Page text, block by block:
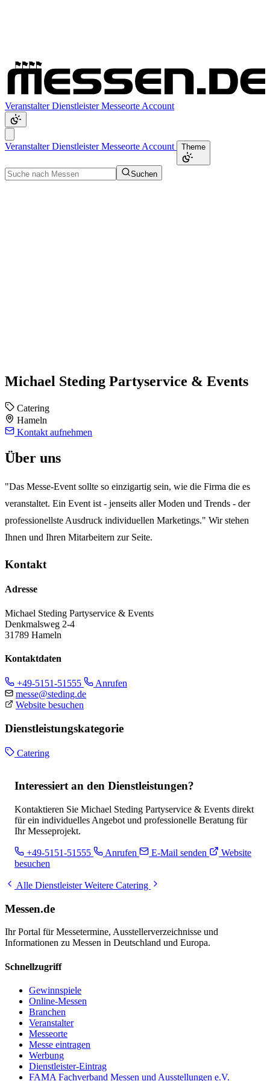
VeranstalterDienstleisterMesseorte Account
VeranstalterDienstleisterMesseorte Account Theme
Suchen
Michael Steding Partyservice & Events
Catering
Hameln
Kontakt aufnehmen
Über uns
"Das Messe-Event sollte so einzigartig sein, wie die Firma die es
veranstaltet. Ein Event ist - jenseits aller Moden und Trends - der
professionellste Ausdruck individuellen Marketings." Wir stehen
Ihnen und Ihren Mitarbeitern zur Seite.
Kontakt
Adresse
Michael Steding Partyservice & Events
Denkmalsweg 2-4
31789 Hameln
Kontaktdaten
+49-5151-51555
Anrufen
messe@steding.de
Website besuchen
Dienstleistungskategorie
Catering
Interessiert an den Dienstleistungen?
Kontaktieren Sie Michael Steding Partyservice & Events direkt
für ein individuelles Angebot und professionelle Beratung für
Ihr Messeprojekt.
+49-5151-51555 Anrufen E-Mail senden
Website
besuchen
Alle DienstleisterWeitere Catering
Messen.de
Ihr Portal für Messetermine, Ausstellerverzeichnisse und
Informationen zu Messen in Deutschland und Europa.
Schnellzugriff
Gewinnspiele
Online-Messen
Branchen
Veranstalter
Messeorte
Messe eintragen
Werbung
Dienstleister-Eintrag
FAMA Fachverband Messen und Ausstellungen e.V.